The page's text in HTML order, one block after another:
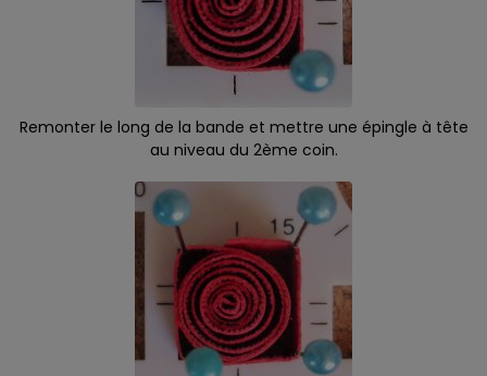
Remonter le long de la bande et mettre une épingle à tête
au niveau du 2ème coin.